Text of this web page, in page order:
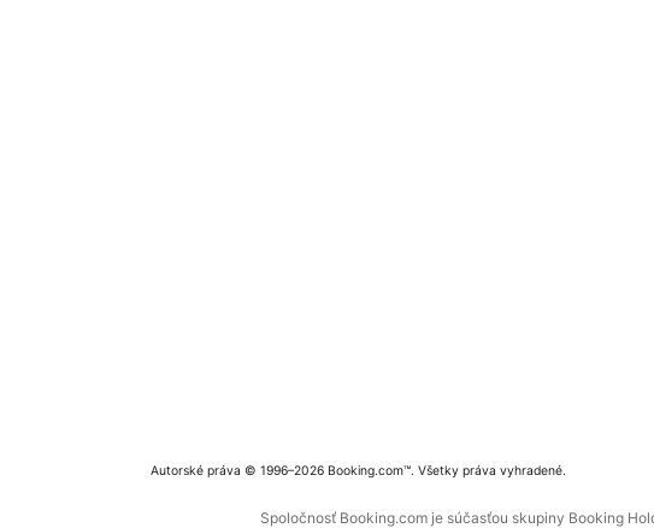
Autorské práva © 1996–2026 Booking.com™. Všetky práva vyhradené.
Spoločnosť Booking.com je súčasťou skupiny Booking